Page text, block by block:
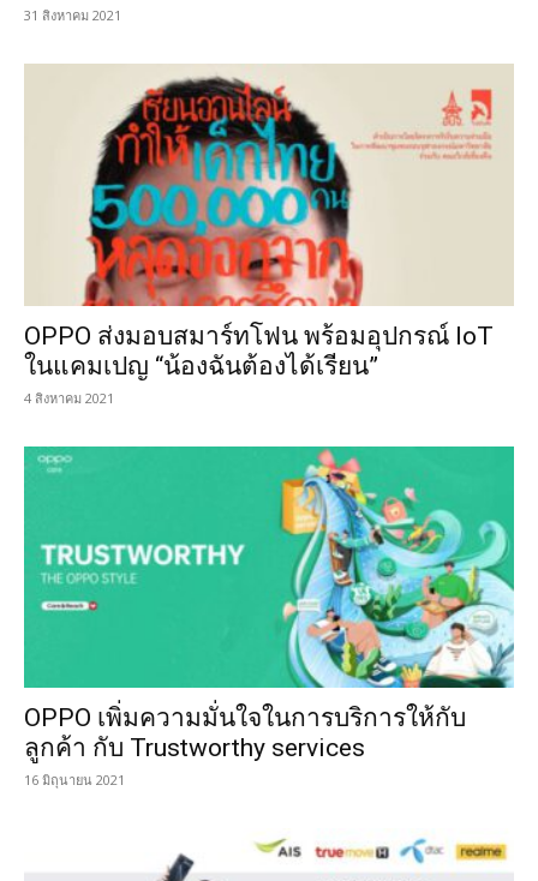
31 สิงหาคม 2021
OPPO ส่งมอบสมาร์ทโฟน พร้อมอุปกรณ์ IoT
ในแคมเปญ “น้องฉันต้องได้เรียน”
4 สิงหาคม 2021
OPPO เพิ่มความมั่นใจในการบริการให้กับ
ลูกค้า กับ Trustworthy services
16 มิถุนายน 2021